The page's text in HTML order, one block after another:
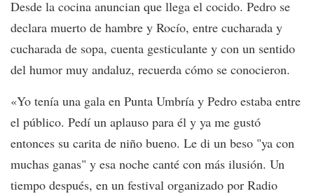
Desde la cocina anuncian que llega el cocido. Pedro se
declara muerto de hambre y Rocío, entre cucharada y
cucharada de sopa, cuenta gesticulante y con un sentido
del humor muy andaluz, recuerda cómo se conocieron.
«Yo tenía una gala en Punta Umbría y Pedro estaba entre
el público. Pedí un aplauso para él y ya me gustó
entonces su carita de niño bueno. Le di un beso "ya con
muchas ganas" y esa noche canté con más ilusión. Un
tiempo después, en un festival organizado por Radio